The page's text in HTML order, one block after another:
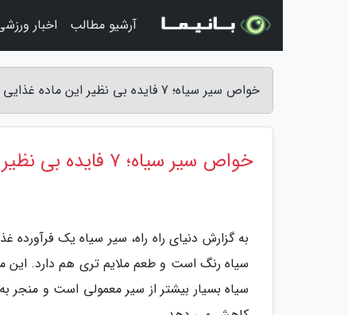
خواص سیر سیاه؛ 7 فایده بی نظیر این ماده غذایی برای بدن - دنیای راه راه
خواص سیر سیاه؛ 7 فایده بی نظیر این ماده غذایی برای بدن
به گزارش دنیای راه راه، سیر سیاه یک
سیاه رنگ است و طعم ملایم تری هم دارد. این
سیاه بسیار بیشتر از سیر معمولی است و منجر
آرشیو مطالب اخبار